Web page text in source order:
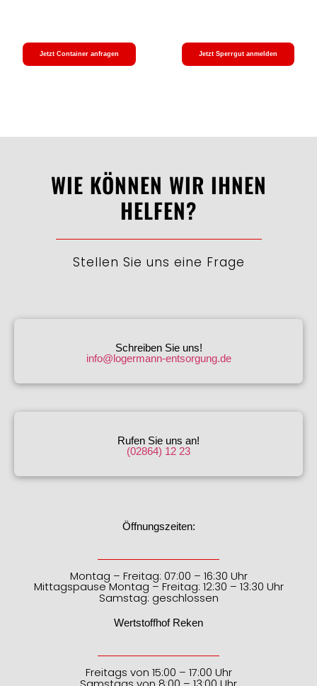
Jetzt Container anfragen Jetzt Sperrgut anmelden
WIE KÖNNEN WIR IHNEN
HELFEN?
Stellen Sie uns eine Frage
Schreiben Sie uns!
info@logermann-entsorgung.de
Rufen Sie uns an!
(02864) 12 23
Öffnungszeiten:
Montag – Freitag: 07:00 – 16:30 Uhr
Mittagspause Montag – Freitag: 12:30 – 13:30 Uhr
Samstag: geschlossen
Wertstoffhof Reken
Freitags von 15:00 – 17:00 Uhr